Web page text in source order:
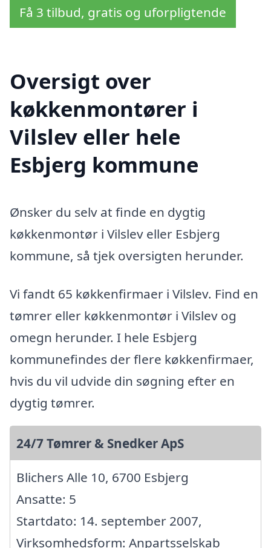
Få 3 tilbud, gratis og uforpligtende
Oversigt over
køkkenmontører i
Vilslev eller hele
Esbjerg kommune
Ønsker du selv at finde en dygtig
køkkenmontør i Vilslev eller Esbjerg
kommune, så tjek oversigten herunder.
Vi fandt 65 køkkenfirmaer i Vilslev. Find en
tømrer eller køkkenmontør i Vilslev og
omegn herunder. I hele Esbjerg
kommunefindes der flere køkkenfirmaer,
hvis du vil udvide din søgning efter en
dygtig tømrer.
24/7 Tømrer & Snedker ApS
Blichers Alle 10, 6700 Esbjerg
Ansatte: 5
Startdato: 14. september 2007,
Virksomhedsform: Anpartsselskab